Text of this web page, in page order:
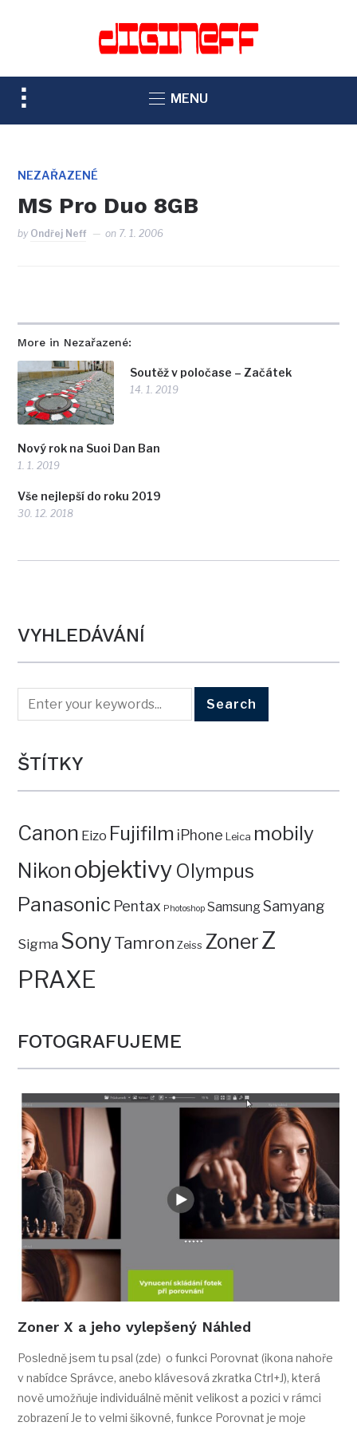
TOGGLE
SIDEBAR
NAVIGATION
MENU
NEZAŘAZENÉ
MS Pro Duo 8GB
by Ondřej Neff on 7. 1. 2006
More in Nezařazené:
Soutěž v poločase – Začátek
14. 1. 2019
Nový rok na Suoi Dan Ban
1. 1. 2019
Vše nejlepší do roku 2019
30. 12. 2018
VYHLEDÁVÁNÍ
ŠTÍTKY
Canon Eizo Fujifilm iPhone Leica mobily
Nikon objektivy Olympus
Panasonic Pentax Photoshop SamsungSamyang
Sigma SonyTamron Zeiss ZonerZ
PRAXE
FOTOGRAFUJEME
Zoner X a jeho vylepšený Náhled
Posledně jsem tu psal (zde) o funkci Porovnat (ikona nahoře
v nabídce Správce, anebo klávesová zkratka Ctrl+J), která
nově umožňuje individuálně měnit velikost a pozici v rámci
zobrazení Je to velmi šikovné, funkce Porovnat je moje